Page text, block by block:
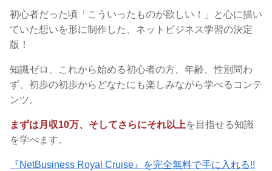
初心者だった頃「こういったものが欲しい！」と心に描い
ていた想いを形に制作した、ネットビジネス学習の決定
版！
知識ゼロ、これから始める初心者の方、年齢、性別問わ
ず、初歩の初歩からどなたにも楽しみながら学べるコンテ
ンツ。
まずは月収10万、そしてさらにそれ以上を目指せる知識
を学べます。
『NetBusiness Royal Cruise』を完全無料で手に入れる!!